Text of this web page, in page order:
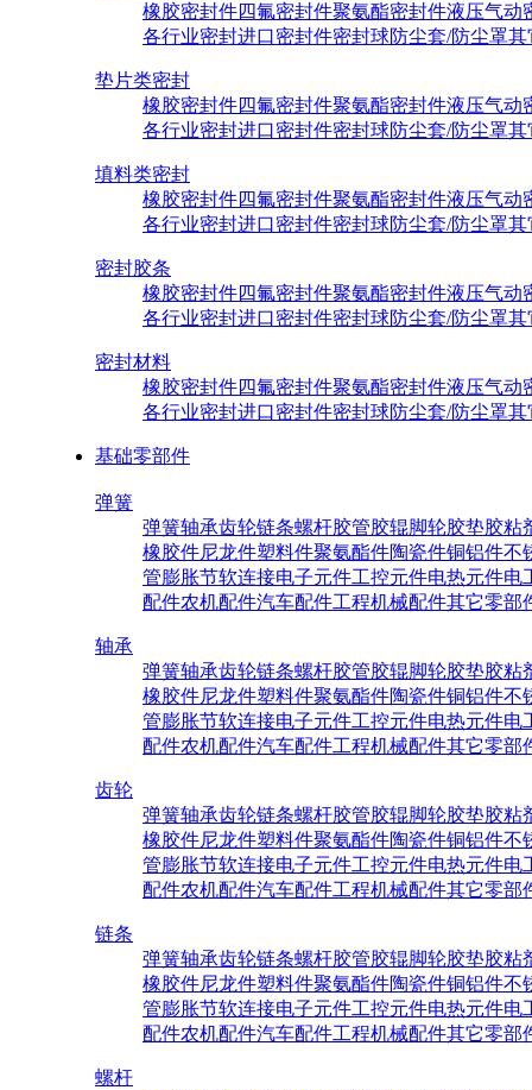
橡胶密封件四氟密封件聚氨酯密封件液压气动
各行业密封进口密封件密封球防尘套/防尘罩其
垫片类密封
橡胶密封件四氟密封件聚氨酯密封件液压气动
各行业密封进口密封件密封球防尘套/防尘罩其
填料类密封
橡胶密封件四氟密封件聚氨酯密封件液压气动
各行业密封进口密封件密封球防尘套/防尘罩其
密封胶条
橡胶密封件四氟密封件聚氨酯密封件液压气动
各行业密封进口密封件密封球防尘套/防尘罩其
密封材料
橡胶密封件四氟密封件聚氨酯密封件液压气动
各行业密封进口密封件密封球防尘套/防尘罩其
基础零部件
弹簧
弹簧轴承齿轮链条螺杆胶管胶辊脚轮胶垫胶粘
橡胶件尼龙件塑料件聚氨酯件陶瓷件铜铝件不
管膨胀节软连接电子元件工控元件电热元件电
配件农机配件汽车配件工程机械配件其它零部
轴承
弹簧轴承齿轮链条螺杆胶管胶辊脚轮胶垫胶粘
橡胶件尼龙件塑料件聚氨酯件陶瓷件铜铝件不
管膨胀节软连接电子元件工控元件电热元件电
配件农机配件汽车配件工程机械配件其它零部
齿轮
弹簧轴承齿轮链条螺杆胶管胶辊脚轮胶垫胶粘
橡胶件尼龙件塑料件聚氨酯件陶瓷件铜铝件不
管膨胀节软连接电子元件工控元件电热元件电
配件农机配件汽车配件工程机械配件其它零部
链条
弹簧轴承齿轮链条螺杆胶管胶辊脚轮胶垫胶粘
橡胶件尼龙件塑料件聚氨酯件陶瓷件铜铝件不
管膨胀节软连接电子元件工控元件电热元件电
配件农机配件汽车配件工程机械配件其它零部
螺杆